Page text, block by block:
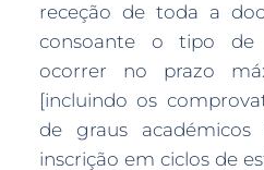
receção de toda a
consoante o tipo de
ocorrer no prazo
[incluindo os
de graus
inscrição em ciclos de